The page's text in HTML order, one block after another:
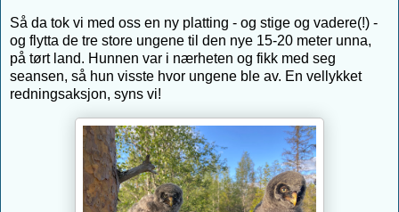
Så da tok vi med oss en ny platting - og stige og vadere(!) -
og flytta de tre store ungene til den nye 15-20 meter unna,
på tørt land. Hunnen var i nærheten og fikk med seg
seansen, så hun visste hvor ungene ble av. En vellykket
redningsaksjon, syns vi!